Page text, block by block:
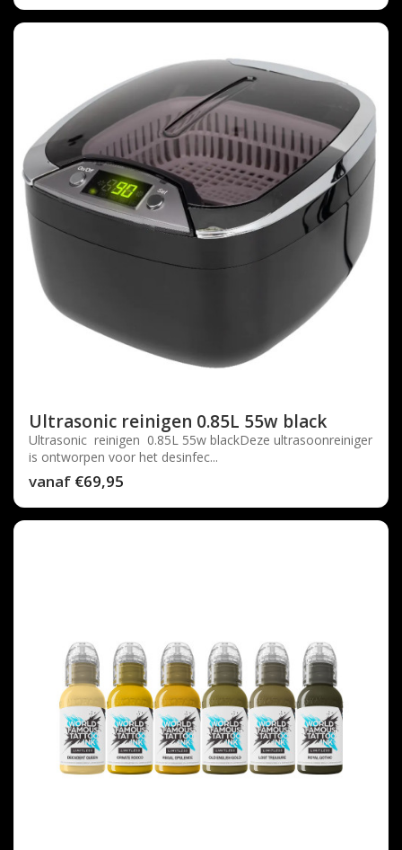
Ultrasonic reinigen 0.85L 55w black
Ultrasonic reinigen 0.85L 55w blackDeze ultrasoonreiniger
is ontworpen voor het desinfec...
vanaf €69,95